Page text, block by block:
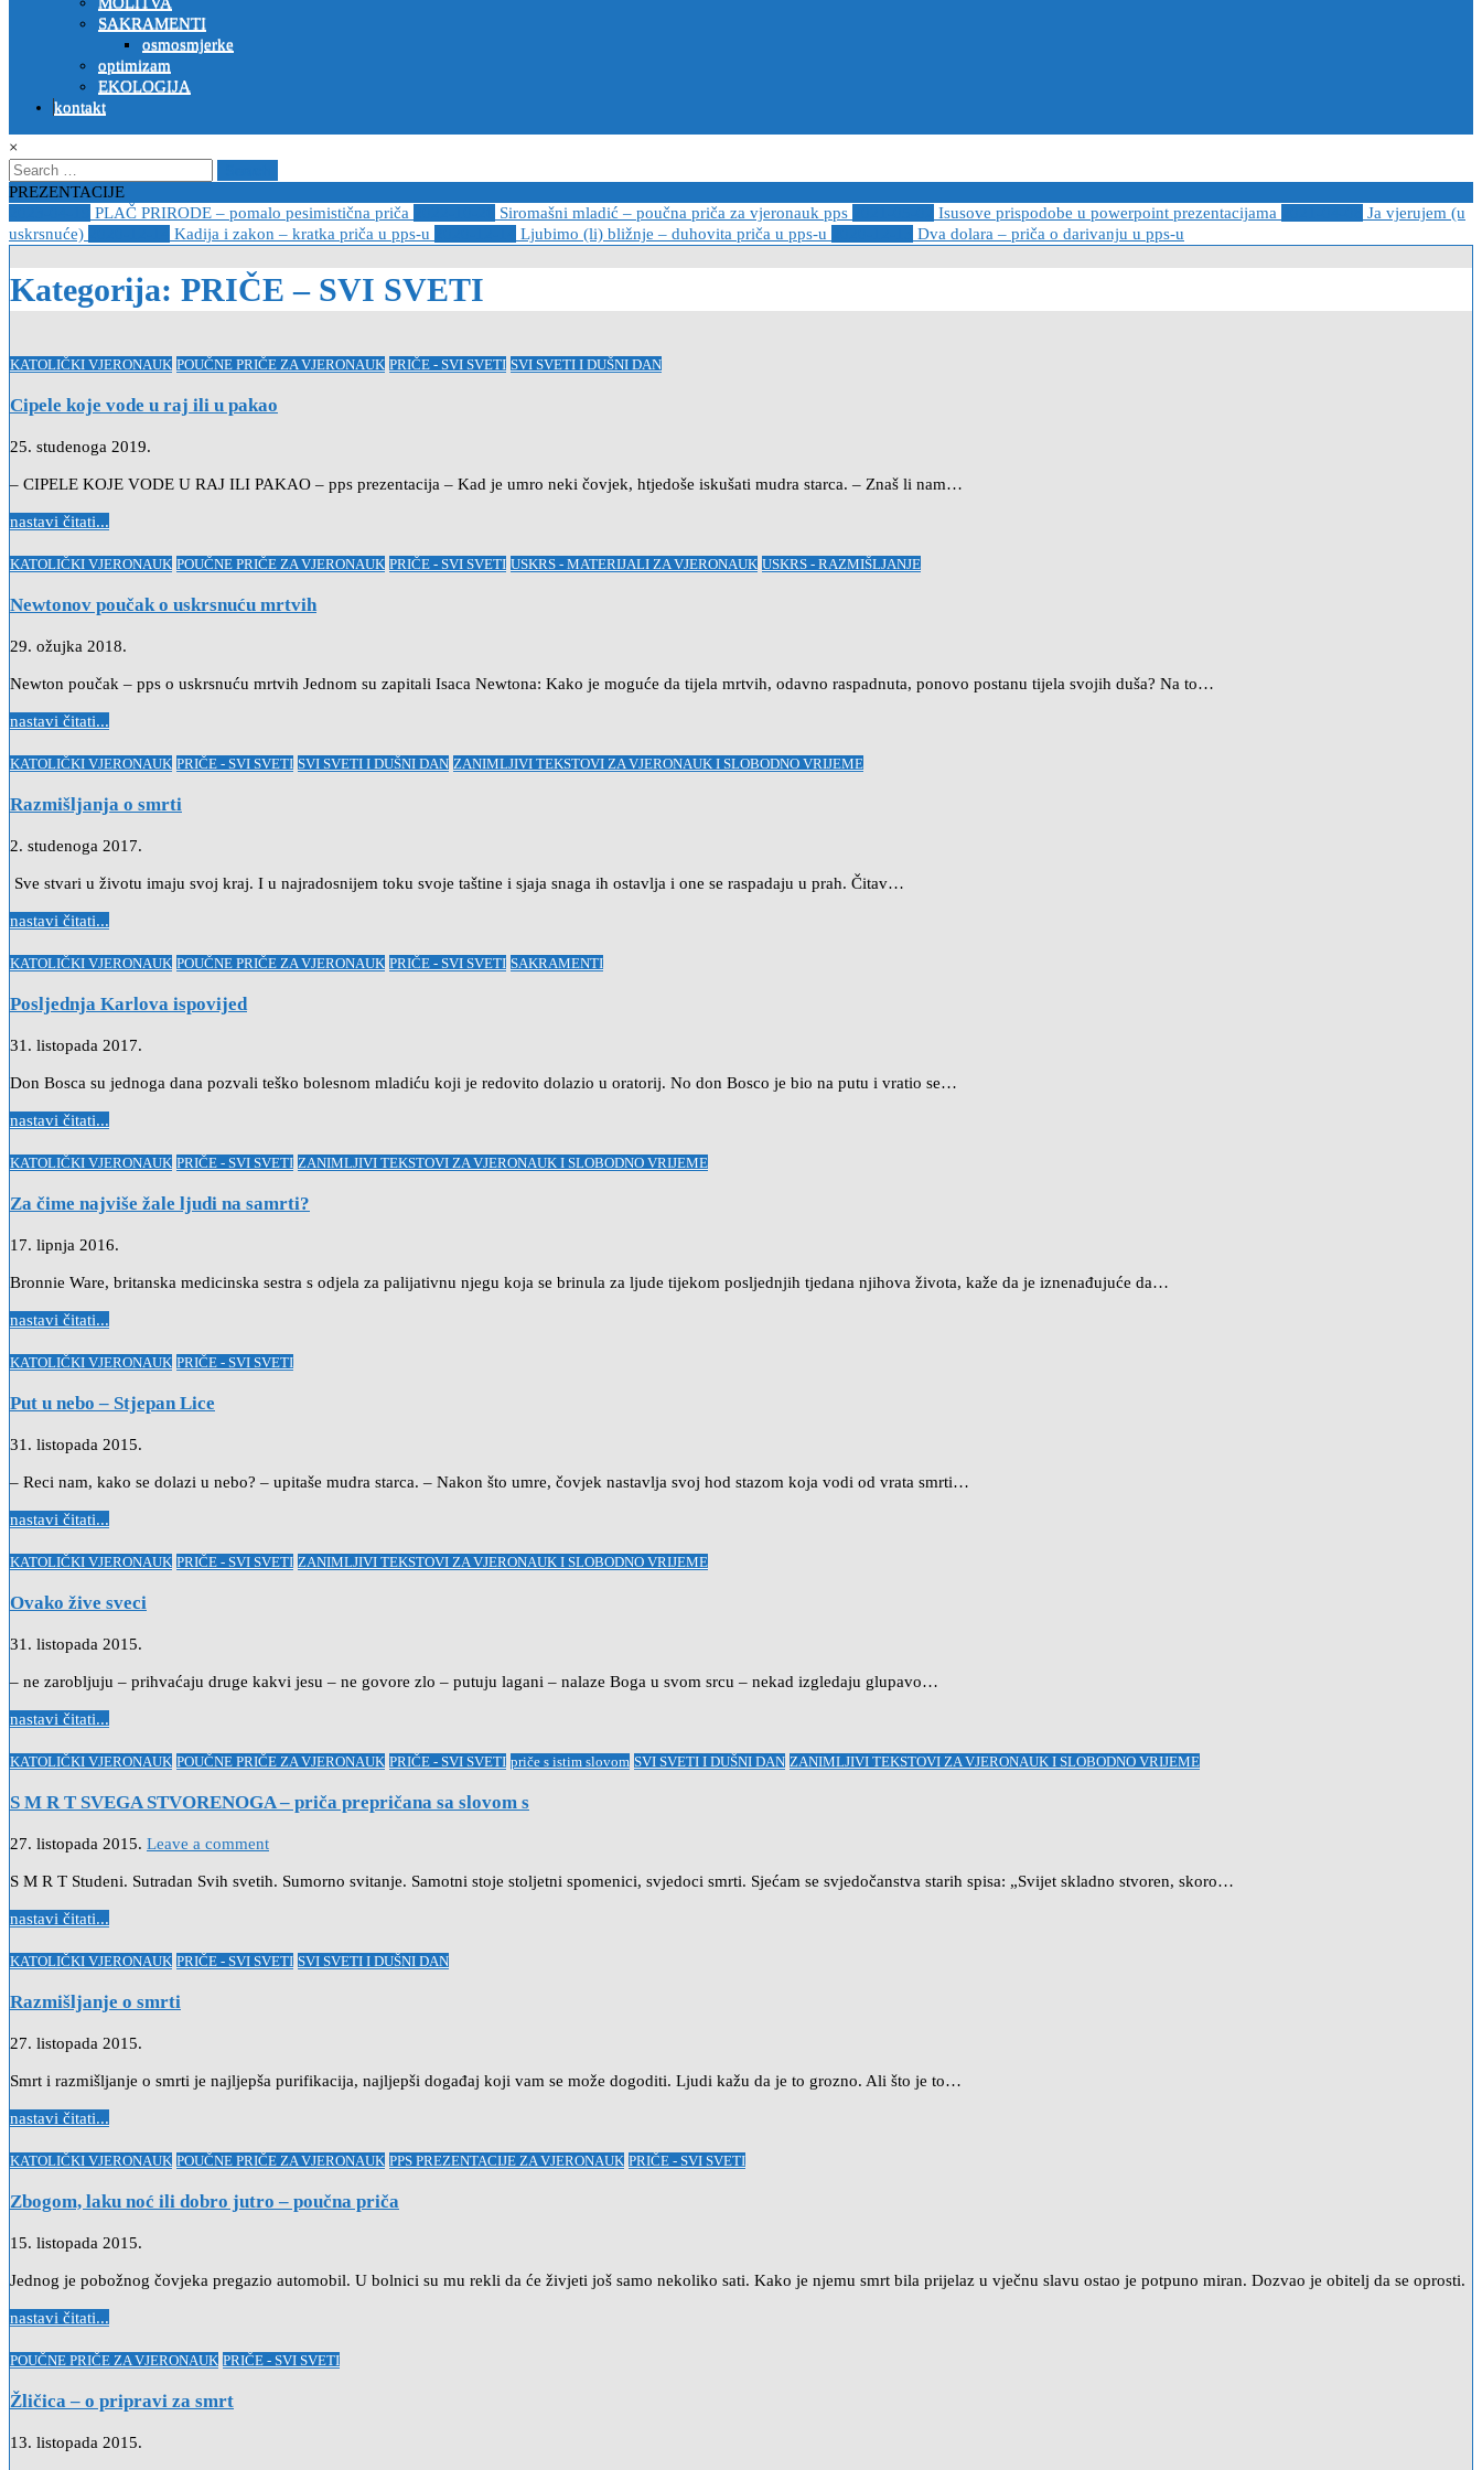
SAKRAMENTI
osmosmjerke
optimizam
EKOLOGIJA
kontakt
×
Search
for:
PREZENTACIJE
PLAČ PRIRODE – pomalo pesimistična priča Siromašni mladić – poučna priča za vjeronauk pps Isusove prispodobe u powerpoint prezentacijama
Ja vjerujem (u
uskrsnuće)
Kadija i zakon – kratka priča u pps-u Ljubimo (li) bližnje – duhovita priča u pps-u Dva dolara – priča o darivanju u pps-u
Kategorija: PRIČE – SVI SVETI
Posted
KATOLIČKI VJERONAUK POUČNE PRIČE ZA VJERONAUK PRIČE - SVI SVETI SVI SVETI I DUŠNI DAN
Cipele koje vode u raj ili u pakao
25. studenoga 2019.
– CIPELE KOJE VODE U RAJ ILI PAKAO – pps prezentacija – Kad je umro neki čovjek, htjedoše iskušati mudra starca. – Znaš li nam…
nastavi čitati...
Posted
KATOLIČKI VJERONAUK POUČNE PRIČE ZA VJERONAUK PRIČE - SVI SVETI USKRS - MATERIJALI ZA VJERONAUK USKRS - RAZMIŠLJANJE
Newtonov poučak o uskrsnuću mrtvih
29. ožujka 2018.
Newton poučak – pps o uskrsnuću mrtvih Jednom su zapitali Isaca Newtona: Kako je moguće da tijela mrtvih, odavno raspadnuta, ponovo postanu tijela svojih duša? Na to…
nastavi čitati...
Posted
KATOLIČKI VJERONAUK PRIČE - SVI SVETI SVI SVETI I DUŠNI DAN ZANIMLJIVI TEKSTOVI ZA VJERONAUK I SLOBODNO VRIJEME
Razmišljanja o smrti
2. studenoga 2017.
Sve stvari u životu imaju svoj kraj. I u najradosnijem toku svoje taštine i sjaja snaga ih ostavlja i one se raspadaju u prah. Čitav…
nastavi čitati...
Posted
KATOLIČKI VJERONAUK POUČNE PRIČE ZA VJERONAUK PRIČE - SVI SVETI SAKRAMENTI
Posljednja Karlova ispovijed
31. listopada 2017.
Don Bosca su jednoga dana pozvali teško bolesnom mladiću koji je redovito dolazio u oratorij. No don Bosco je bio na putu i vratio se…
nastavi čitati...
Posted
KATOLIČKI VJERONAUK PRIČE - SVI SVETI ZANIMLJIVI TEKSTOVI ZA VJERONAUK I SLOBODNO VRIJEME
Za čime najviše žale ljudi na samrti?
17. lipnja 2016.
Bronnie Ware, britanska medicinska sestra s odjela za palijativnu njegu koja se brinula za ljude tijekom posljednjih tjedana njihova života, kaže da je iznenađujuće da…
nastavi čitati...
Posted
KATOLIČKI VJERONAUK PRIČE - SVI SVETI
Put u nebo – Stjepan Lice
31. listopada 2015.
– Reci nam, kako se dolazi u nebo? – upitaše mudra starca. – Nakon što umre, čovjek nastavlja svoj hod stazom koja vodi od vrata smrti…
nastavi čitati...
Posted
KATOLIČKI VJERONAUK PRIČE - SVI SVETI ZANIMLJIVI TEKSTOVI ZA VJERONAUK I SLOBODNO VRIJEME
Ovako žive sveci
31. listopada 2015.
– ne zarobljuju – prihvaćaju druge kakvi jesu – ne govore zlo – putuju lagani – nalaze Boga u svom srcu – nekad izgledaju glupavo…
nastavi čitati...
Posted
KATOLIČKI VJERONAUK POUČNE PRIČE ZA VJERONAUK PRIČE - SVI SVETI priče s istim slovom SVI SVETI I DUŠNI DAN ZANIMLJIVI TEKSTOVI ZA VJERONAUK I SLOBODNO VRIJEME
S M R T SVEGA STVORENOGA – priča prepričana sa slovom s
27. listopada 2015. Leave a comment
S M R T Studeni. Sutradan Svih svetih. Sumorno svitanje. Samotni stoje stoljetni spomenici, svjedoci smrti. Sjećam se svjedočanstva starih spisa: „Svijet skladno stvoren, skoro…
nastavi čitati...
Posted
KATOLIČKI VJERONAUK PRIČE - SVI SVETI SVI SVETI I DUŠNI DAN
Razmišljanje o smrti
27. listopada 2015.
Smrt i razmišljanje o smrti je najljepša purifikacija, najljepši događaj koji vam se može dogoditi. Ljudi kažu da je to grozno. Ali što je to…
nastavi čitati...
Posted
KATOLIČKI VJERONAUK POUČNE PRIČE ZA VJERONAUK PPS PREZENTACIJE ZA VJERONAUK PRIČE - SVI SVETI
Zbogom, laku noć ili dobro jutro – poučna priča
15. listopada 2015.
Jednog je pobožnog čovjeka pregazio automobil. U bolnici su mu rekli da će živjeti još samo nekoliko sati. Kako je njemu smrt bila prijelaz u vječnu slavu ostao je potpuno miran. Dozvao je obitelj da se oprosti.
nastavi čitati...
Posted
POUČNE PRIČE ZA VJERONAUK PRIČE - SVI SVETI
Žličica – o pripravi za smrt
13. listopada 2015.